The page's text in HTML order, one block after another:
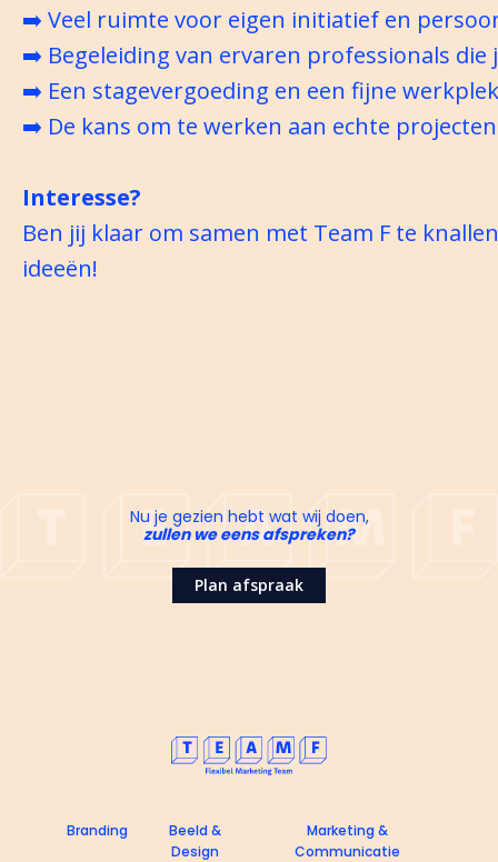
➡️ Veel ruimte voor eigen initiatief en
➡️ Begeleiding van ervaren professionals die
➡️ Een stagevergoeding en een fijne
➡️ De kans om te werken aan echte
Interesse?
Ben jij klaar om samen met Team F te
ideeën!
Nu je gezien hebt wat wij doen,
zullen we eens afspreken?
Plan afspraak
Branding
Beeld &
Design
Marketing &
Communicatie